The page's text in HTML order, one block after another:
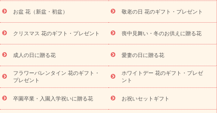
お供え プリザーブドフラワー
ペットのお供えフラワー
お盆（新
盆・初盆）
その他 お祝い返し お見舞い
お取り寄せギフト
ビジネス用
ご自宅用 観葉植物 ミディ胡蝶蘭
プリザーブ
ドフラワー
スタイルから探す アレンジメント 花束
スタ
ンド花
お祝い お供え・お悔やみ 胡蝶蘭 胡蝶蘭・花鉢
ディ胡蝶蘭・お祝い
ミディ胡蝶蘭・お供え
世界初の青色胡蝶蘭
観葉植物
観葉植物 産直多肉植物
プリザーブドフラワー
お祝い
お供え・お悔やみ 花とセットギフト
セミオーダー
プチギフト（hanamore -ハナモア-）
花とみどりのeギフト
キューピットのeGfit
カラー ピンク イエローオレンジ
レッ
お盆 花（新盆・初盆） 敬老の日 花のギフト・プレゼント
クリスマス 花のギフト・プレゼント 喪中見舞い・冬のお供えに贈る花
成人の日に贈る花 愛妻の日に贈る花
フラワーバレンタイン 花のギフト・
プレゼント
ホワイトデー 花のギフト・プレゼ
ント
卒園卒業・入園入学祝いに贈る花 お祝いセットギフト